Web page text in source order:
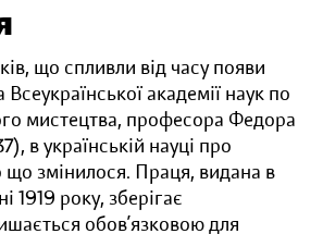
що спливли від часу появи
академії наук по
мистецтва, професора Федора
в українській науці про
змінилося. Праця, видана в
1919 року, зберігає
обов’язковою для